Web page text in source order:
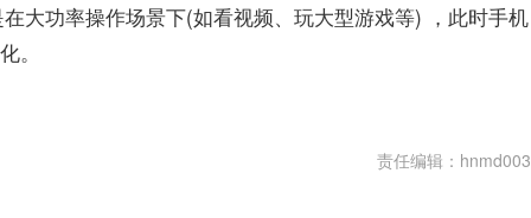
大功率操作场景下(如看视频、玩大型游戏等) ，此时手机
。
责任编辑：hnmd003